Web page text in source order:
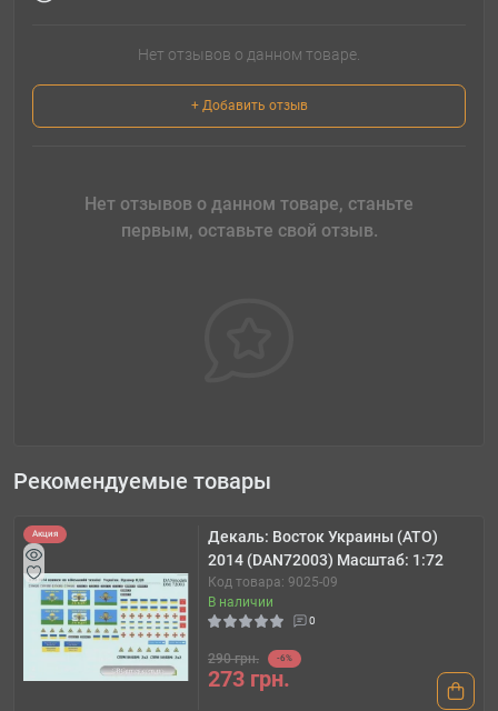
Нет отзывов о данном товаре.
+ Добавить отзыв
Нет отзывов о данном товаре, станьте
первым, оставьте свой отзыв.
Рекомендуемые товары
Акция
Декаль: Восток Украины (АТО)
2014 (DAN72003) Масштаб: 1:72
Код товара: 9025-09
В наличии
0
290 грн. -6%
273 грн.